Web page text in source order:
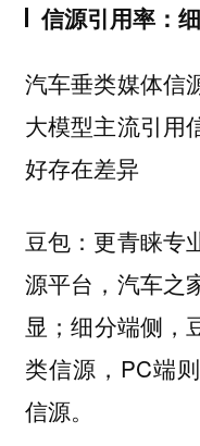
信源引用率：
汽车垂类媒体信
大模型主流引用
好存在差异
豆包： 更青睐专
源平台，汽车之
显；细分端侧，
类信源，PC端
信源。